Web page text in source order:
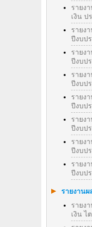
รายง
เงิน ป
รายง
ปีงบป
รายง
ปีงบป
รายง
ปีงบป
รายง
ปีงบป
รายง
ปีงบป
รายง
ปีงบป
รายง
ปีงบป
รายงานผ
รายง
เงิน ไ